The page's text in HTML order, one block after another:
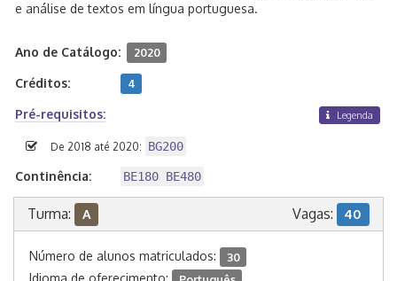
e análise de textos em língua portuguesa.
Ano de Catálogo: 2020
Créditos: 4
Pré-requisitos: Legenda
De 2018 até 2020: BG200
Continência: BE180 BE480
Turma: A Vagas: 40
Número de alunos matriculados: 30